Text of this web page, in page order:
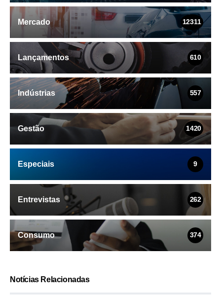
Mercado 12311
Lançamentos 610
Indústrias 557
Gestão 1420
Especiais 9
Entrevistas 262
Consumo 374
Notícias Relacionadas